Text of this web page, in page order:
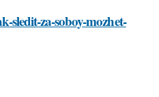
sledit-za-soboy-mozhet-